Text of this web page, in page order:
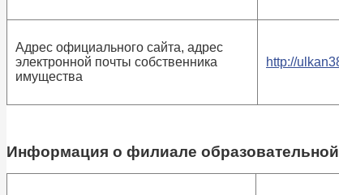
Адрес официального сайта, адрес
электронной почты собственника
имущества
http://
Информация о филиале